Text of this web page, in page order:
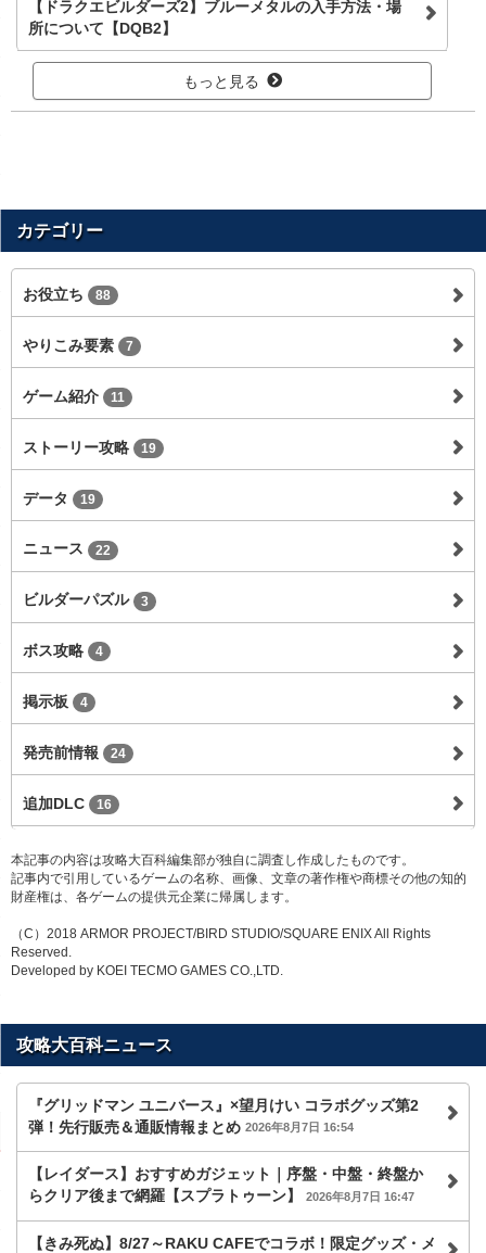
【ドラクエビルダーズ2】ブルーメタルの入手方法・場
所について【DQB2】
もっと見る
カテゴリー
お役立ち 88
やりこみ要素 7
ゲーム紹介 11
ストーリー攻略 19
データ 19
ニュース 22
ビルダーパズル 3
ボス攻略 4
掲示板 4
発売前情報 24
追加DLC 16
本記事の内容は攻略大百科編集部が独自に調査し作成したものです。
記事内で引用しているゲームの名称、画像、文章の著作権や商標その他の知的
財産権は、各ゲームの提供元企業に帰属します。
（C）2018 ARMOR PROJECT/BIRD STUDIO/SQUARE ENIX All Rights
Reserved.
Developed by KOEI TECMO GAMES CO.,LTD.
攻略大百科ニュース
『グリッドマン ユニバース』×望月けい コラボグッズ第2
弾！先行販売＆通販情報まとめ 2026年8月7日 16:54
【レイダース】おすすめガジェット｜序盤・中盤・終盤か
らクリア後まで網羅【スプラトゥーン】
2026年8月7日 16:47
【きみ死ぬ】8/27～RAKU CAFEでコラボ！限定グッズ・メ